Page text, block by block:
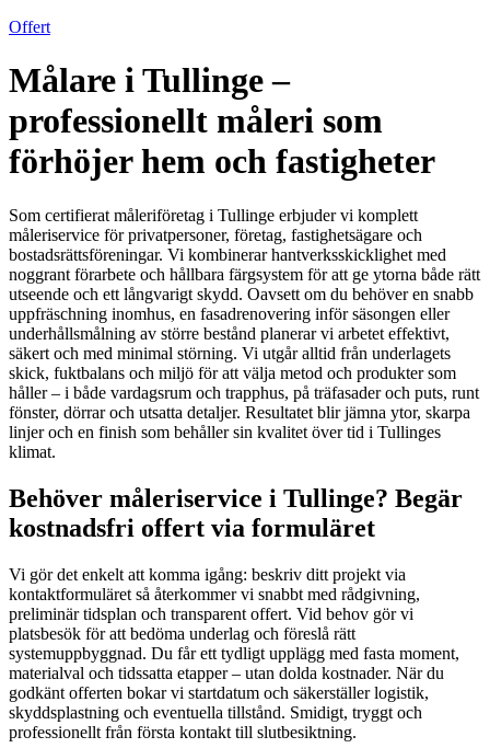
Offert
Målare i Tullinge –
professionellt måleri som
förhöjer hem och fastigheter
Som certifierat måleriföretag i Tullinge erbjuder vi komplett
måleriservice för privatpersoner, företag, fastighetsägare och
bostadsrättsföreningar. Vi kombinerar hantverksskicklighet med
noggrant förarbete och hållbara färgsystem för att ge ytorna både rätt
utseende och ett långvarigt skydd. Oavsett om du behöver en snabb
uppfräschning inomhus, en fasadrenovering inför säsongen eller
underhållsmålning av större bestånd planerar vi arbetet effektivt,
säkert och med minimal störning. Vi utgår alltid från underlagets
skick, fuktbalans och miljö för att välja metod och produkter som
håller – i både vardagsrum och trapphus, på träfasader och puts, runt
fönster, dörrar och utsatta detaljer. Resultatet blir jämna ytor, skarpa
linjer och en finish som behåller sin kvalitet över tid i Tullinges
klimat.
Behöver måleriservice i Tullinge? Begär
kostnadsfri offert via formuläret
Vi gör det enkelt att komma igång: beskriv ditt projekt via
kontaktformuläret så återkommer vi snabbt med rådgivning,
preliminär tidsplan och transparent offert. Vid behov gör vi
platsbesök för att bedöma underlag och föreslå rätt
systemuppbyggnad. Du får ett tydligt upplägg med fasta moment,
materialval och tidssatta etapper – utan dolda kostnader. När du
godkänt offerten bokar vi startdatum och säkerställer logistik,
skyddsplastning och eventuella tillstånd. Smidigt, tryggt och
professionellt från första kontakt till slutbesiktning.